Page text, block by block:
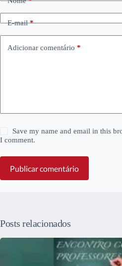
E-mail*
Adicionar comentário *
Save my name and email in this
I comment.
Publicar comentário
Posts relacionados